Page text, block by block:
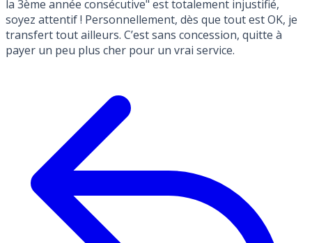
la 3ème année consécutive" est totalement injustifié,
soyez attentif ! Personnellement, dès que tout est OK, je
transfert tout ailleurs. C’est sans concession, quitte à
payer un peu plus cher pour un vrai service.